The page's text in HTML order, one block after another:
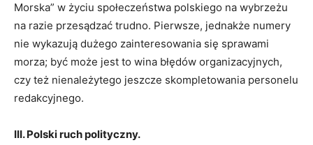
Morska” w życiu społeczeństwa polskiego na wybrzeżu
na razie przesądzać trudno. Pierwsze, jednakże numery
nie wykazują dużego zainteresowania się sprawami
morza; być może jest to wina błędów organizacyjnych,
czy też nienależytego jeszcze skompletowania personelu
redakcyjnego.
III. Polski ruch polityczny.